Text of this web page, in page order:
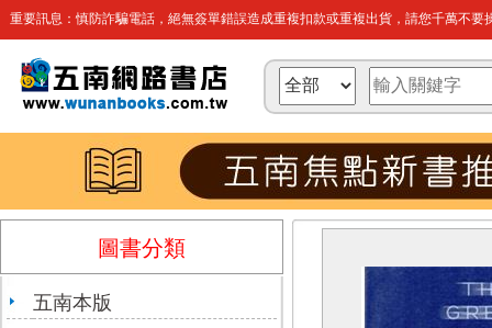
重要訊息：慎防詐騙電話，絕無簽單錯誤造成重複扣款或重複出貨，請您千萬不要
圖書分類
五南本版